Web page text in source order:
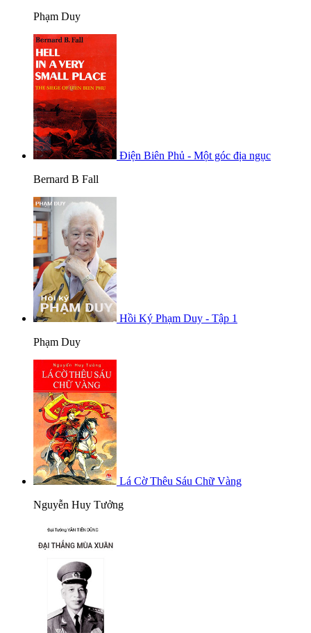
Phạm Duy
Điện Biên Phủ - Một góc địa ngục
Bernard B Fall
Hồi Ký Phạm Duy - Tập 1
Phạm Duy
Lá Cờ Thêu Sáu Chữ Vàng
Nguyễn Huy Tưởng